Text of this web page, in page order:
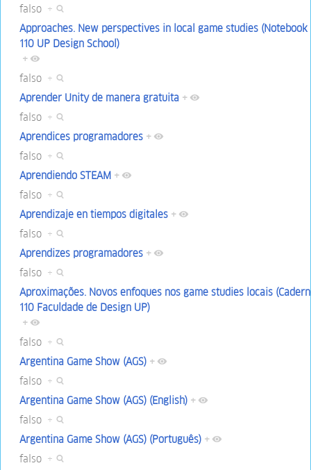
falso +
Approaches. New perspectives in local game studies (Notebook
110 UP Design School)
+
falso +
Aprender Unity de manera gratuita +
falso +
Aprendices programadores +
falso +
Aprendiendo STEAM +
falso +
Aprendizaje en tiempos digitales +
falso +
Aprendizes programadores +
falso +
Aproximações. Novos enfoques nos game studies locais
110 Faculdade de Design UP)
+
falso +
Argentina Game Show (AGS) +
falso +
Argentina Game Show (AGS) (English) +
falso +
Argentina Game Show (AGS) (Português) +
falso +